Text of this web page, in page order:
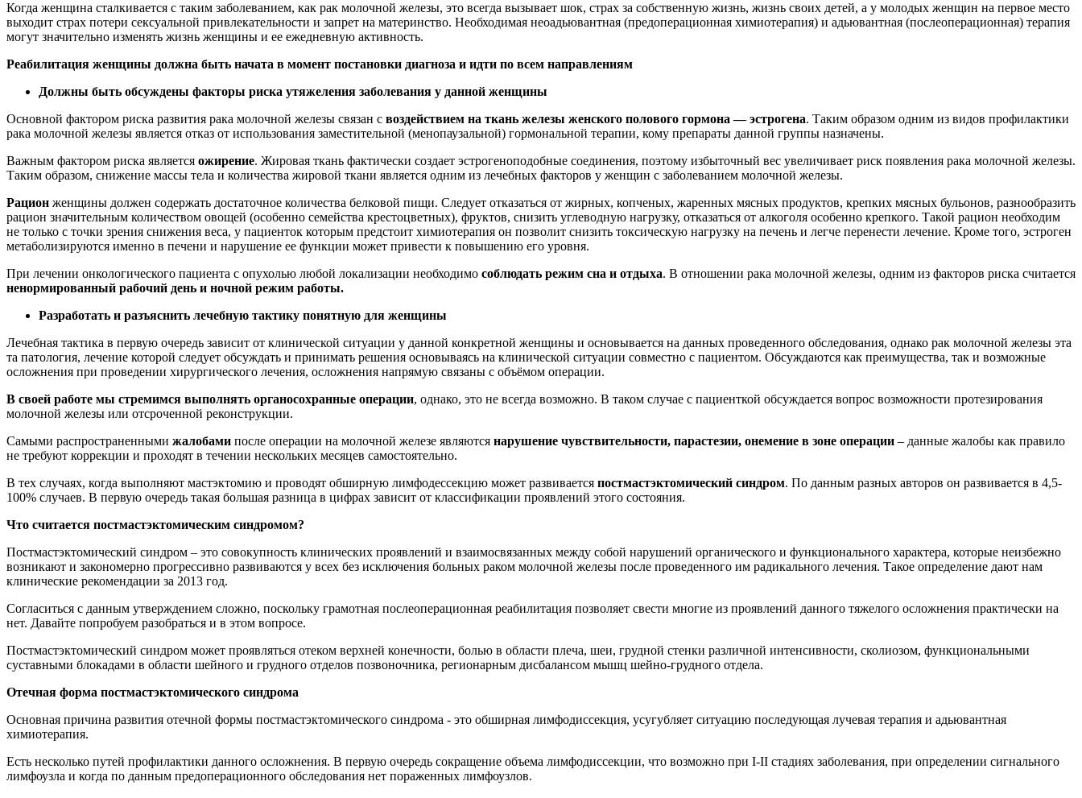
Когда женщина сталкивается с таким заболеванием, как рак молочной железы, это всегда вызывает шок, страх за собственную жизнь, жизнь своих детей, а у молодых женщин на первое место
выходит страх потери сексуальной привлекательности и запрет на материнство. Необходимая неоадьювантная (предоперационная химиотерапия) и адьювантная (послеоперационная) терапия
могут значительно изменять жизнь женщины и ее ежедневную активность.
Реабилитация женщины должна быть начата в момент постановки диагноза и идти по всем направлениям
Должны быть обсуждены факторы риска утяжеления заболевания у данной женщины
Основной фактором риска развития рака молочной железы связан с воздействием на ткань железы женского полового гормона — эстрогена. Таким образом одним из видов профилактики
рака молочной железы является отказ от использования заместительной (менопаузальной) гормональной терапии, кому препараты данной группы назначены.
Важным фактором риска является ожирение. Жировая ткань фактически создает эстрогеноподобные соединения, поэтому избыточный вес увеличивает риск появления рака молочной железы.
Таким образом, снижение массы тела и количества жировой ткани является одним из лечебных факторов у женщин с заболеванием молочной железы.
Рацион женщины должен содержать достаточное количества белковой пищи. Следует отказаться от жирных, копченых, жаренных мясных продуктов, крепких мясных бульонов, разнообразить
рацион значительным количеством овощей (особенно семейства крестоцветных), фруктов, снизить углеводную нагрузку, отказаться от алкоголя особенно крепкого. Такой рацион необходим
не только с точки зрения снижения веса, у пациенток которым предстоит химиотерапия он позволит снизить токсическую нагрузку на печень и легче перенести лечение. Кроме того, эстроген
метаболизируются именно в печени и нарушение ее функции может привести к повышению его уровня.
При лечении онкологического пациента с опухолью любой локализации необходимо соблюдать режим сна и отдыха. В отношении рака молочной железы, одним из факторов риска считается
ненормированный рабочий день и ночной режим работы.
Разработать и разъяснить лечебную тактику понятную для женщины
Лечебная тактика в первую очередь зависит от клинической ситуации у данной конкретной женщины и основывается на данных проведенного обследования, однако рак молочной железы эта
та патология, лечение которой следует обсуждать и принимать решения основываясь на клинической ситуации совместно с пациентом. Обсуждаются как преимущества, так и возможные
осложнения при проведении хирургического лечения, осложнения напрямую связаны с объёмом операции.
В своей работе мы стремимся выполнять органосохранные операции, однако, это не всегда возможно. В таком случае с пациенткой обсуждается вопрос возможности протезирования
молочной железы или отсроченной реконструкции.
Самыми распространенными жалобами после операции на молочной железе являются нарушение чувствительности, парастезии, онемение в зоне операции – данные жалобы как правило
не требуют коррекции и проходят в течении нескольких месяцев самостоятельно.
В тех случаях, когда выполняют мастэктомию и проводят обширную лимфодессекцию может развивается постмастэктомический синдром. По данным разных авторов он развивается в 4,5-
100% случаев. В первую очередь такая большая разница в цифрах зависит от классификации проявлений этого состояния.
Что считается постмастэктомическим синдромом?
Постмастэктомический синдром – это совокупность клинических проявлений и взаимосвязанных между собой нарушений органического и функционального характера, которые неизбежно
возникают и закономерно прогрессивно развиваются у всех без исключения больных раком молочной железы после проведенного им радикального лечения. Такое определение дают нам
клинические рекомендации за 2013 год.
Согласиться с данным утверждением сложно, поскольку грамотная послеоперационная реабилитация позволяет свести многие из проявлений данного тяжелого осложнения практически на
нет. Давайте попробуем разобраться и в этом вопросе.
Постмастэктомический синдром может проявляться отеком верхней конечности, болью в области плеча, шеи, грудной стенки различной интенсивности, сколиозом, функциональными
суставными блокадами в области шейного и грудного отделов позвоночника, регионарным дисбалансом мышц шейно-грудного отдела.
Отечная форма постмастэктомического синдрома
Основная причина развития отечной формы постмастэктомического синдрома - это обширная лимфодиссекция, усугубляет ситуацию последующая лучевая терапия и адьювантная
химиотерапия.
Есть несколько путей профилактики данного осложнения. В первую очередь сокращение объема лимфодиссекции, что возможно при I-II стадиях заболевания, при определении сигнального
лимфоузла и когда по данным предоперационного обследования нет пораженных лимфоузлов.